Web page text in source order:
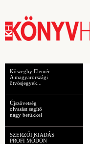
Kőszeghy Elemér
A magyarországi
ötvösjegyek...
Újszövetség
olvasást segítő
nagy betűkkel
SZERZŐI KIADÁS
PROFI MÓDON